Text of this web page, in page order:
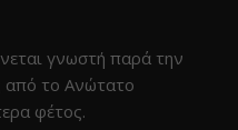
γνωστή παρά την
από το Ανώτατο
φέτος.